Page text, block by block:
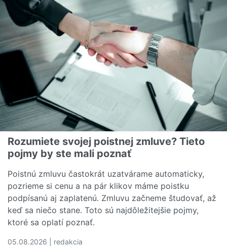
Rozumiete svojej poistnej zmluve? Tieto
pojmy by ste mali poznať
Poistnú zmluvu častokrát uzatvárame automaticky,
pozrieme si cenu a na pár klikov máme poistku
podpísanú aj zaplatenú. Zmluvu začneme študovať, až
keď sa niečo stane. Toto sú najdôležitejšie pojmy,
ktoré sa oplatí poznať.
05.08.2026 | redakcia